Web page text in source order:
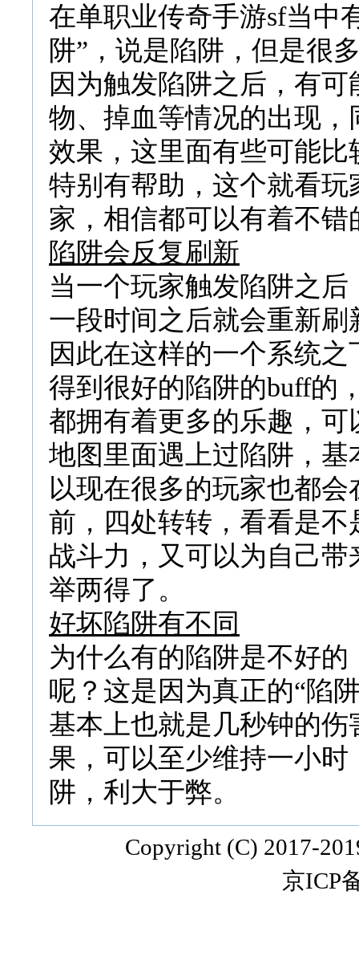
在单职业传奇手游sf当中
阱”，说是陷阱，但是很
因为触发陷阱之后，有
物、掉血等情况的出现
效果，这里面有些可能
特别有帮助，这个就看
家，相信都可以有着不错
陷阱会反复刷新
当一个玩家触发陷阱之
一段时间之后就会重新
因此在这样的一个系统
得到很好的陷阱的buff的
都拥有着更多的乐趣，
地图里面遇上过陷阱，
以现在很多的玩家也都
前，四处转转，看看是
战斗力，又可以为自己
举两得了。
好坏陷阱有不同
为什么有的陷阱是不好
呢？这是因为真正的“陷
基本上也就是几秒钟的
果，可以至少维持一小
阱，利大于弊。
Copyright (C) 2017-
京ICP